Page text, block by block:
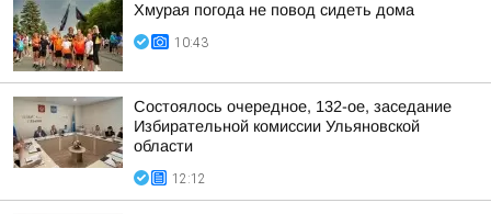
Хмурая погода не повод сидеть дома
10:43
Состоялось очередное, 132-ое, заседание
Избирательной комиссии Ульяновской
области
12:12